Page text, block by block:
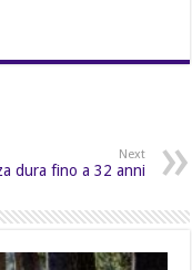
Next
dura fino a 32 anni